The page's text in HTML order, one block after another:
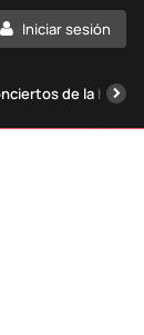
Iniciar sesión
de la